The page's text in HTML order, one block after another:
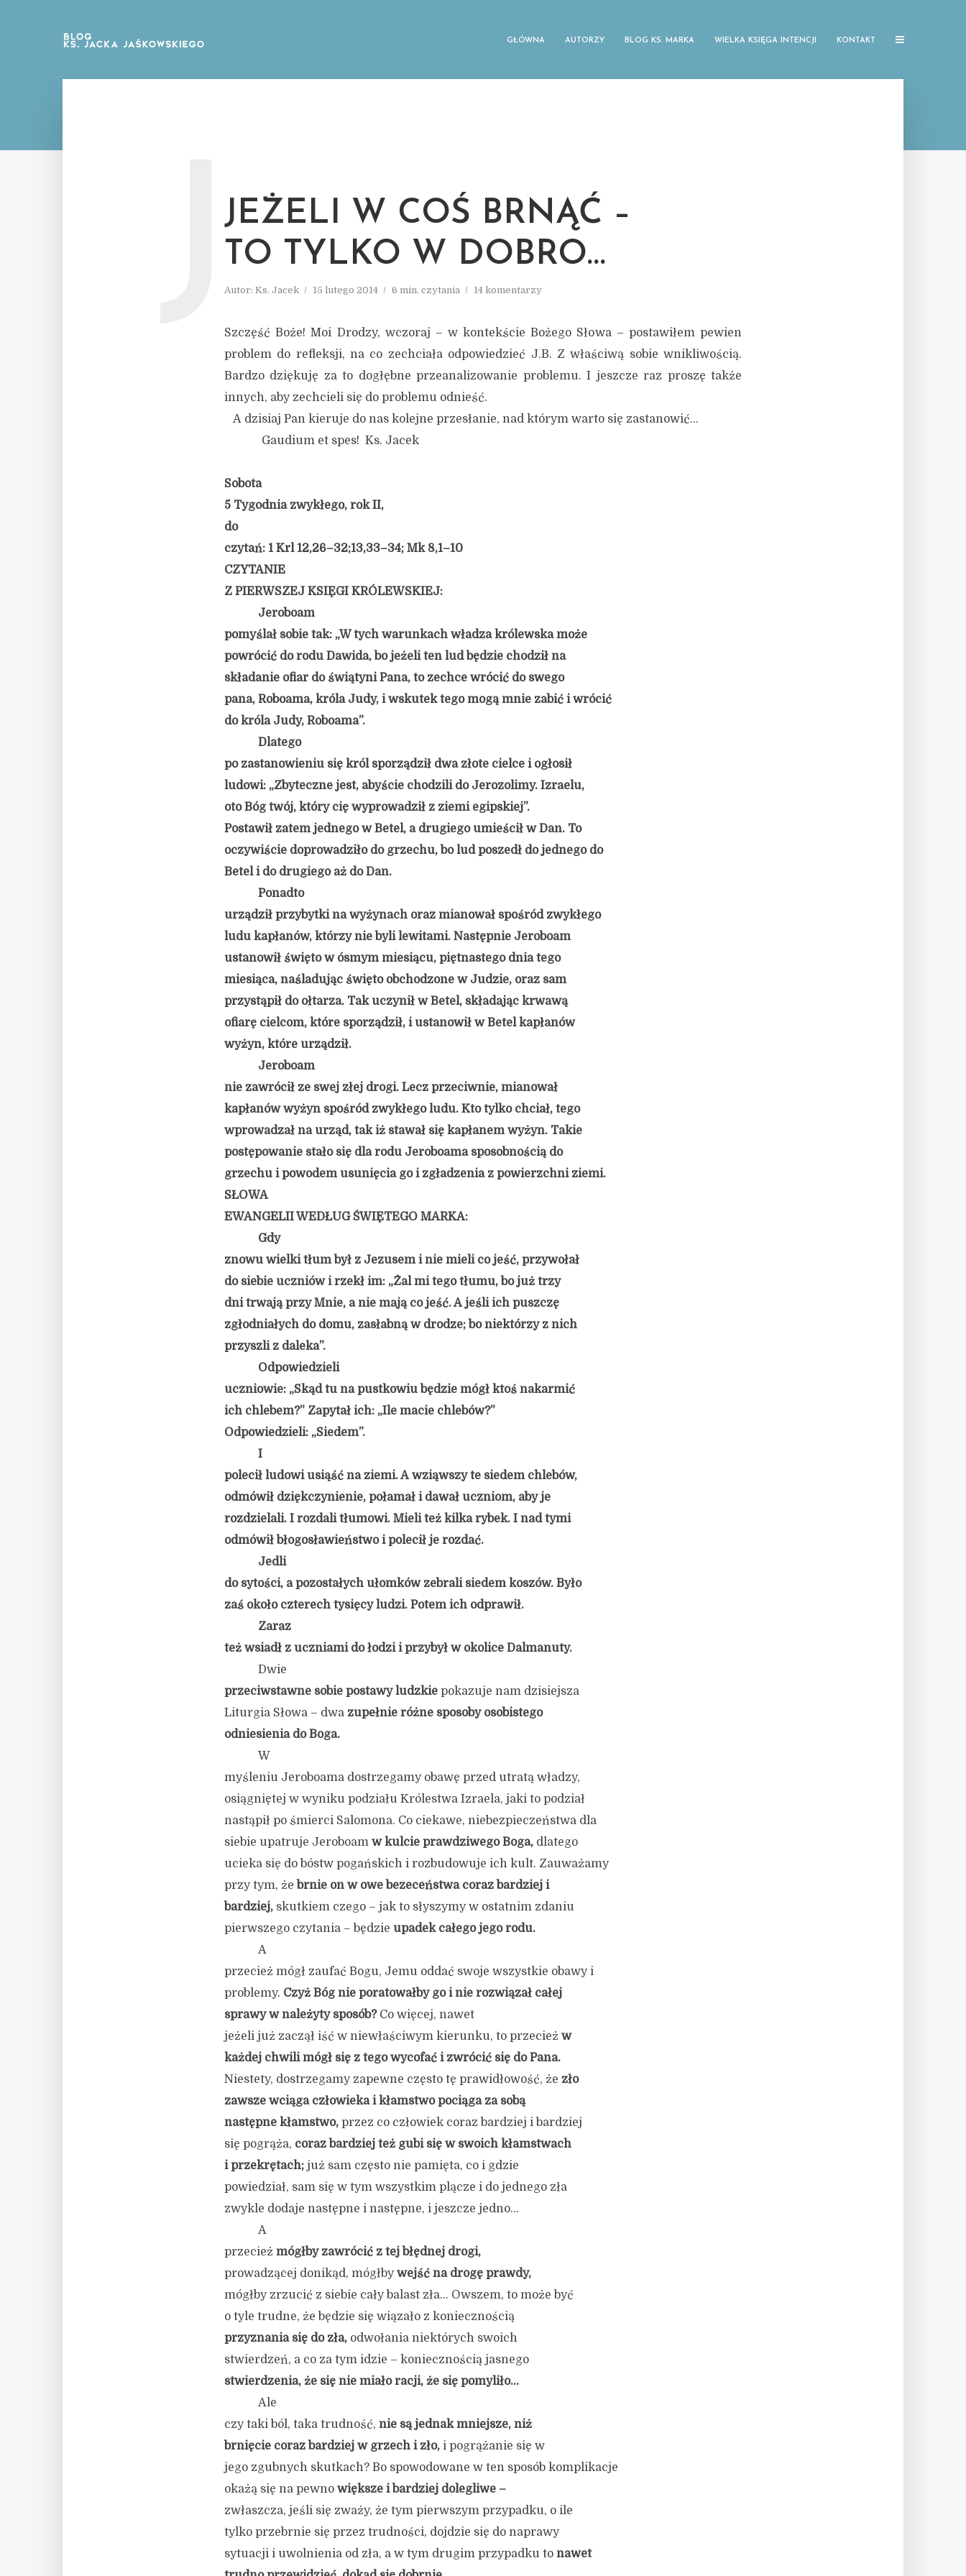
GŁÓWNA AUTORZY BLOG KS. MARKA WIELKA KSIĘGA INTENCJI KONTAKT
JEŻELI W COŚ BRNĄĆ –
TO TYLKO W DOBRO…
Autor: Ks. Jacek 15 lutego 2014 6 min. czytania 14 komentarzy
J
Szczęść Boże! Moi Drodzy, wczoraj – w kontekście Bożego Słowa – postawiłem pewien
problem do refleksji, na co zechciała odpowiedzieć J.B. Z właściwą sobie wnikliwością.
Bardzo dziękuję za to dogłębne przeanalizowanie problemu. I jeszcze raz proszę także
innych, aby zechcieli się do problemu odnieść.
A dzisiaj Pan kieruje do nas kolejne przesłanie, nad którym warto się zastanowić…
Gaudium et spes! Ks. Jacek
Sobota
5 Tygodnia zwykłego, rok II,
do
czytań: 1 Krl 12,26–32;13,33–34; Mk 8,1–10
CZYTANIE
Z PIERWSZEJ KSIĘGI KRÓLEWSKIEJ:
Jeroboam
pomyślał sobie tak: „W tych warunkach władza królewska może
powrócić do rodu Dawida, bo jeżeli ten lud będzie chodził na
składanie ofiar do świątyni Pana, to zechce wrócić do swego
pana, Roboama, króla Judy, i wskutek tego mogą mnie zabić i wrócić
do króla Judy, Roboama”.
Dlatego
po zastanowieniu się król sporządził dwa złote cielce i ogłosił
ludowi: „Zbyteczne jest, abyście chodzili do Jerozolimy. Izraelu,
oto Bóg twój, który cię wyprowadził z ziemi egipskiej”.
Postawił zatem jednego w Betel, a drugiego umieścił w Dan. To
oczywiście doprowadziło do grzechu, bo lud poszedł do jednego do
Betel i do drugiego aż do Dan.
Ponadto
urządził przybytki na wyżynach oraz mianował spośród zwykłego
ludu kapłanów, którzy nie byli lewitami. Następnie Jeroboam
ustanowił święto w ósmym miesiącu, piętnastego dnia tego
miesiąca, naśladując święto obchodzone w Judzie, oraz sam
przystąpił do ołtarza. Tak uczynił w Betel, składając krwawą
ofiarę cielcom, które sporządził, i ustanowił w Betel kapłanów
wyżyn, które urządził.
Jeroboam
nie zawrócił ze swej złej drogi. Lecz przeciwnie, mianował
kapłanów wyżyn spośród zwykłego ludu. Kto tylko chciał, tego
wprowadzał na urząd, tak iż stawał się kapłanem wyżyn. Takie
postępowanie stało się dla rodu Jeroboama sposobnością do
grzechu i powodem usunięcia go i zgładzenia z powierzchni ziemi.
SŁOWA
EWANGELII WEDŁUG ŚWIĘTEGO MARKA:
Gdy
znowu wielki tłum był z Jezusem i nie mieli co jeść, przywołał
do siebie uczniów i rzekł im: „Żal mi tego tłumu, bo już trzy
dni trwają przy Mnie, a nie mają co jeść. A jeśli ich puszczę
zgłodniałych do domu, zasłabną w drodze; bo niektórzy z nich
przyszli z daleka”.
Odpowiedzieli
uczniowie: „Skąd tu na pustkowiu będzie mógł ktoś nakarmić
ich chlebem?” Zapytał ich: „Ile macie chlebów?”
Odpowiedzieli: „Siedem”.
I
polecił ludowi usiąść na ziemi. A wziąwszy te siedem chlebów,
odmówił dziękczynienie, połamał i dawał uczniom, aby je
rozdzielali. I rozdali tłumowi. Mieli też kilka rybek. I nad tymi
odmówił błogosławieństwo i polecił je rozdać.
Jedli
do sytości, a pozostałych ułomków zebrali siedem koszów. Było
zaś około czterech tysięcy ludzi. Potem ich odprawił.
Zaraz
też wsiadł z uczniami do łodzi i przybył w okolice Dalmanuty.
Dwie
przeciwstawne sobie postawy ludzkie pokazuje nam dzisiejsza
Liturgia Słowa – dwa zupełnie różne sposoby osobistego
odniesienia do Boga.
W
myśleniu Jeroboama dostrzegamy obawę przed utratą władzy,
osiągniętej w wyniku podziału Królestwa Izraela, jaki to podział
nastąpił po śmierci Salomona. Co ciekawe, niebezpieczeństwa dla
siebie upatruje Jeroboam w kulcie prawdziwego Boga, dlatego
ucieka się do bóstw pogańskich i rozbudowuje ich kult. Zauważamy
przy tym, że brnie on w owe bezeceństwa coraz bardziej i
bardziej, skutkiem czego – jak to słyszymy w ostatnim zdaniu
pierwszego czytania – będzie upadek całego jego rodu.
A
przecież mógł zaufać Bogu, Jemu oddać swoje wszystkie obawy i
problemy. Czyż Bóg nie poratowałby go i nie rozwiązał całej
sprawy wnależytysposób?Co więcej, nawet
jeżeli już zaczął iść w niewłaściwym kierunku, to przecież w
każdej chwili mógł się z tego wycofać i zwrócić się do Pana.
Niestety, dostrzegamy zapewne często tę prawidłowość, że zło
zawsze wciąga człowieka i kłamstwo pociąga za sobą
następne kłamstwo, przez co człowiek coraz bardziej i bardziej
się pogrąża, coraz bardziej też gubi się w swoich kłamstwach
i przekrętach; już sam często nie pamięta, co i gdzie
powiedział, sam się w tym wszystkim plącze i do jednego zła
zwykle dodaje następne i następne, i jeszcze jedno…
A
przecież mógłby zawrócić z tej błędnej drogi,
prowadzącej donikąd, mógłbywejść na drogę prawdy,
mógłby zrzucić z siebie cały balast zła… Owszem, to może być
o tyle trudne, że będzie się wiązało z koniecznością
przyznania się do zła, odwołania niektórych swoich
stwierdzeń, a co za tym idzie – koniecznością jasnego
stwierdzenia, że się nie miało racji, że się pomyliło…
Ale
czy taki ból, taka trudność, nie są jednak mniejsze, niż
brnięcie coraz bardziej w grzech i zło, i pogrążanie się w
jego zgubnych skutkach? Bo spowodowane w ten sposób komplikacje
okażą się na pewno większe i bardziej dolegliwe –
zwłaszcza, jeśli się zważy, że tym pierwszym przypadku, o ile
tylko przebrnie się przez trudności, dojdzie się do naprawy
sytuacji i uwolnienia od zła, a w tym drugim przypadku to nawet